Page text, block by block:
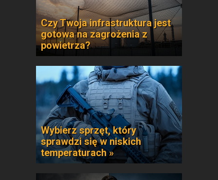
Czy Twoja infrastruktura jest
gotowa na zagrożenia z
powietrza?
Wybierz sprzęt, który
sprawdzi się w niskich
temperaturach »